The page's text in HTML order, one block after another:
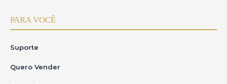
PARA VOCÊ
Suporte
Quero Vender